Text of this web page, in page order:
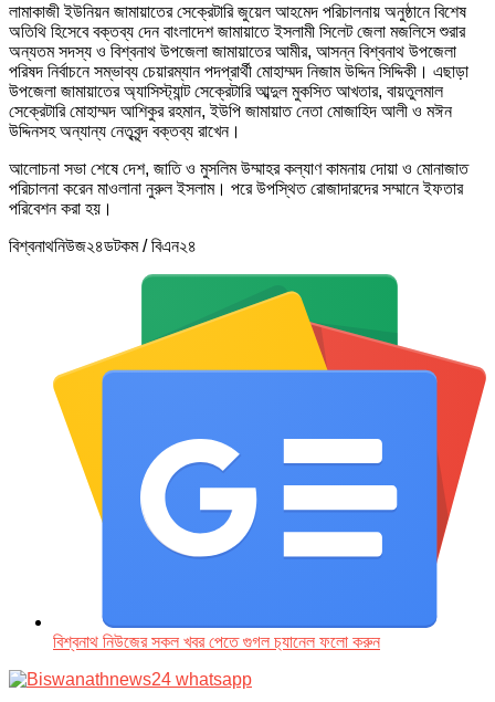
লামাকাজী ইউনিয়ন জামায়াতের সেক্রেটারি জুয়েল আহমেদ পরিচালনায় অনুষ্ঠানে বিশেষ
অতিথি হিসেবে বক্তব্য দেন বাংলাদেশ জামায়াতে ইসলামী সিলেট জেলা মজলিসে শুরার
অন্যতম সদস্য ও বিশ্বনাথ উপজেলা জামায়াতের আমীর, আসন্ন বিশ্বনাথ উপজেলা
পরিষদ নির্বাচনে সম্ভাব্য চেয়ারম্যান পদপ্রার্থী মোহাম্মদ নিজাম উদ্দিন সিদ্দিকী। এছাড়া
উপজেলা জামায়াতের অ্যাসিস্ট্যান্ট সেক্রেটারি আব্দুল মুকসিত আখতার, বায়তুলমাল
সেক্রেটারি মোহাম্মদ আশিকুর রহমান, ইউপি জামায়াত নেতা মোজাহিদ আলী ও মঈন
উদ্দিনসহ অন্যান্য নেতৃবৃন্দ বক্তব্য রাখেন।
আলোচনা সভা শেষে দেশ, জাতি ও মুসলিম উম্মাহর কল্যাণ কামনায় দোয়া ও মোনাজাত
পরিচালনা করেন মাওলানা নুরুল ইসলাম। পরে উপস্থিত রোজাদারদের সম্মানে ইফতার
পরিবেশন করা হয়।
বিশ্বনাথনিউজ২৪ডটকম / বিএন২৪
বিশ্বনাথ নিউজের সকল খবর পেতে গুগল চ‌্যানেল ফলো করুন